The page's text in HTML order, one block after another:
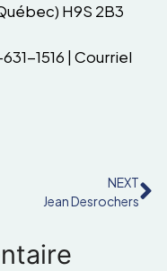
H9S 2B3
1516 | Courriel
NEXT
Jean Desrochers